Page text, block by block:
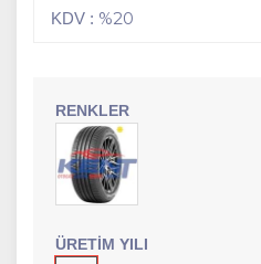
KDV : %20
RENKLER
ÜRETIM YILI